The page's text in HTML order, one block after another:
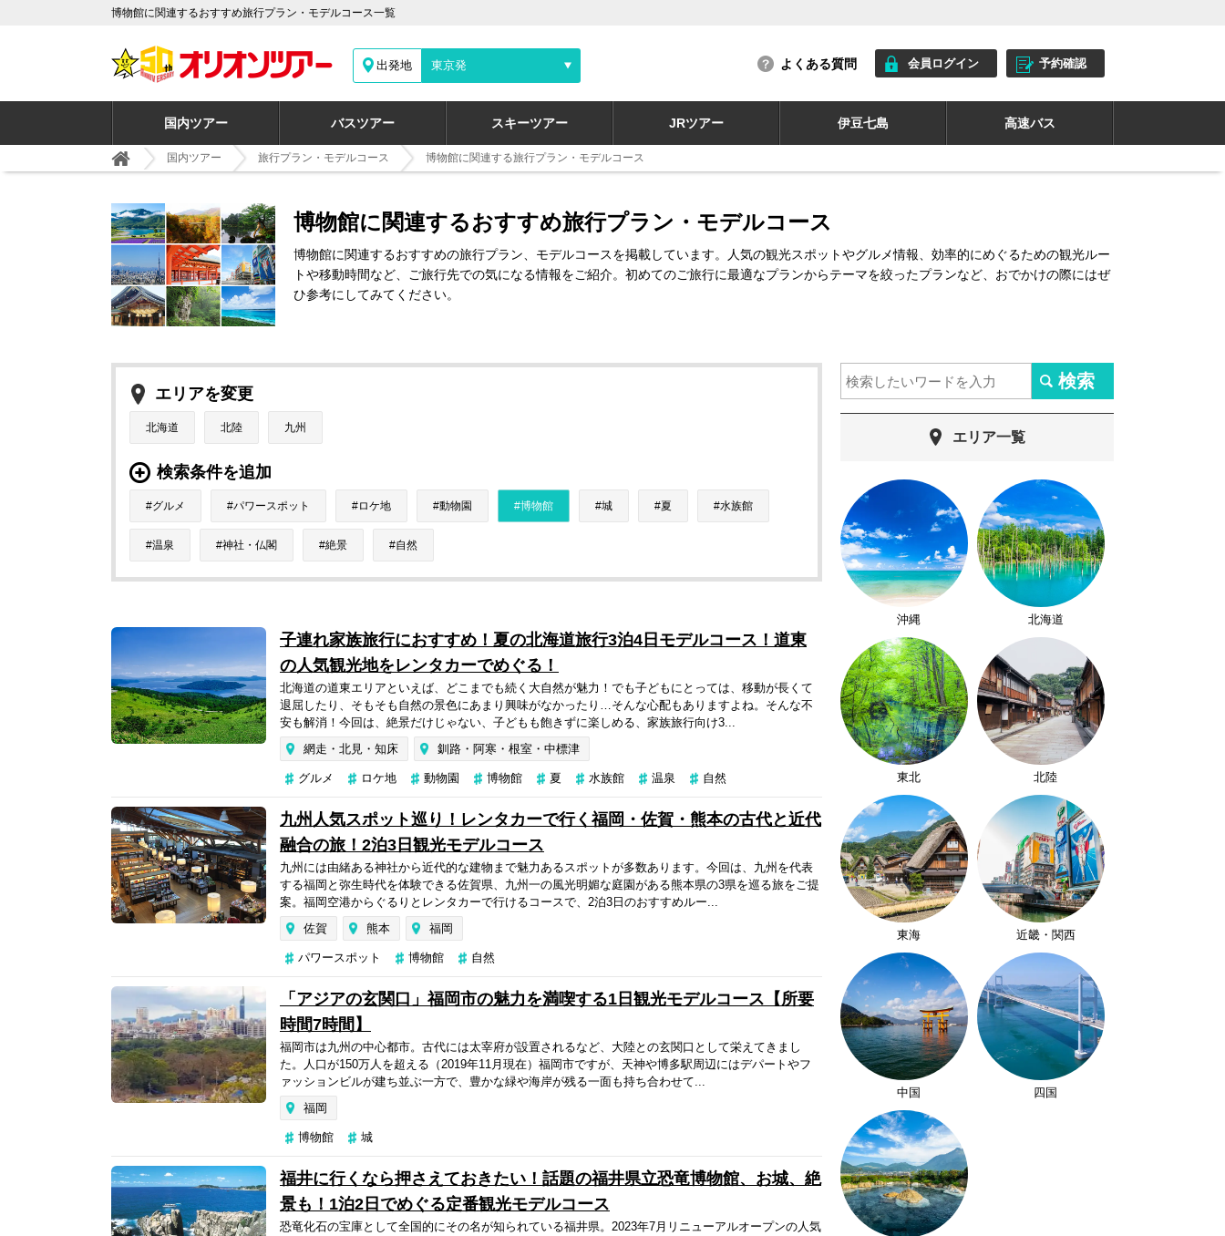
博物館に関連するおすすめ旅行プラン・モデルコース一覧
出発地 東京発 よくある質問 会員ログイン 予約確認
国内ツアー バスツアー スキーツアー JRツアー 伊豆七島 高速バス
国内ツアー 旅行プラン・モデルコース 博物館に関連する旅行プラン・モデルコース
博物館に関連するおすすめ旅行プラン・モデルコース
博物館に関連するおすすめの旅行プラン、モデルコースを掲載しています。人気の観光スポットやグルメ情報、効率的にめぐるための観光ルー
トや移動時間など、ご旅行先での気になる情報をご紹介。初めてのご旅行に最適なプランからテーマを絞ったプランなど、おでかけの際にはぜ
ひ参考にしてみてください。
エリアを変更
北海道 北陸 九州
検索条件を追加
グルメ パワースポット ロケ地 動物園 博物館 城 夏 水族館
温泉 神社・仏閣 絶景 自然
子連れ家族旅行におすすめ！夏の北海道旅行3泊4日モデルコース！道東
の人気観光地をレンタカーでめぐる！
北海道の道東エリアといえば、どこまでも続く大自然が魅力！でも子どもにとっては、移動が長くて
退屈したり、そもそも自然の景色にあまり興味がなかったり…そんな心配もありますよね。そんな不
安も解消！今回は、絶景だけじゃない、子どもも飽きずに楽しめる、家族旅行向け3...
網走・北見・知床
釧路・阿寒・根室・中標津
グルメ ロケ地 動物園 博物館 夏 水族館 温泉 自然
九州人気スポット巡り！レンタカーで行く福岡・佐賀・熊本の古代と近代
融合の旅！2泊3日観光モデルコース
九州には由緒ある神社から近代的な建物まで魅力あるスポットが多数あります。今回は、九州を代表
する福岡と弥生時代を体験できる佐賀県、九州一の風光明媚な庭園がある熊本県の3県を巡る旅をご提
案。福岡空港からぐるりとレンタカーで行けるコースで、2泊3日のおすすめルー...
佐賀
熊本 福岡
パワースポット 博物館 自然
「アジアの玄関口」福岡市の魅力を満喫する1日観光モデルコース【所要
時間7時間】
福岡市は九州の中心都市。古代には太宰府が設置されるなど、大陸との玄関口として栄えてきまし
た。人口が150万人を超える（2019年11月現在）福岡市ですが、天神や博多駅周辺にはデパートやフ
ァッションビルが建ち並ぶ一方で、豊かな緑や海岸が残る一面も持ち合わせて...
福岡
博物館 城
福井に行くなら押さえておきたい！話題の福井県立恐竜博物館、お城、絶
景も！1泊2日でめぐる定番観光モデルコース
恐竜化石の宝庫として全国的にその名が知られている福井県。2023年7月リニューアルオープンの人気
エリア一覧
沖縄 北海道
東北 北陸
東海 近畿・関西
中国 四国